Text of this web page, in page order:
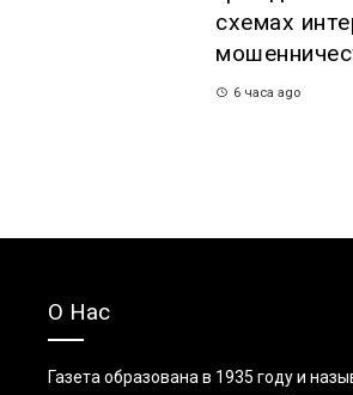
схемах
6 часа ago
О Нас
Газета образована в 1935 году и